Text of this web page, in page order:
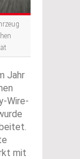
Jahr
Wire-
mit